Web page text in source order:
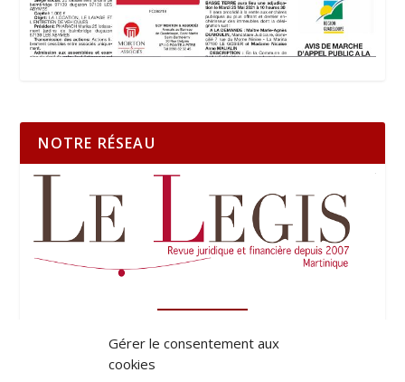
Gérer le consentement aux
cookies
NOTRE RÉSEAU